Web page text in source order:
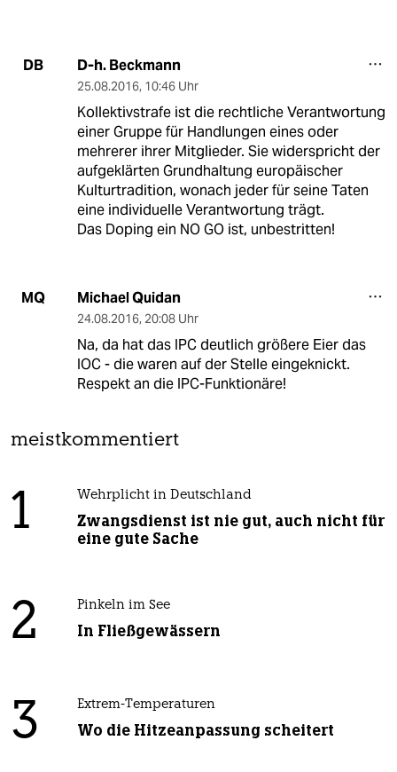
DB D-h. Beckmann
25.08.2016, 10:46 Uhr
Kollektivstrafe ist die rechtliche Verantwortung
einer Gruppe für Handlungen eines oder
mehrerer ihrer Mitglieder. Sie widerspricht der
aufgeklärten Grundhaltung europäischer
Kulturtradition, wonach jeder für seine Taten
eine individuelle Verantwortung trägt.
Das Doping ein NO GO ist, unbestritten!
MQ Michael Quidan
24.08.2016, 20:08 Uhr
Na, da hat das IPC deutlich größere Eier das
IOC - die waren auf der Stelle eingeknickt.
Respekt an die IPC-Funktionäre!
meistkommentiert
1 Wehrplicht in Deutschland
Zwangsdienst ist nie gut, auch nicht für
eine gute Sache
2 Pinkeln im See
In Fließgewässern
3 Extrem-Temperaturen
Wo die Hitzeanpassung scheitert